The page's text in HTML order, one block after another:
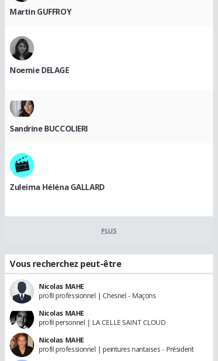
Martin GUFFROY
Noemie DELAGE
Sandrine BUCCOLIERI
Zuleima Héléna GALLARD
PLUS
Vous recherchez peut-être
Nicolas MAHE
profil professionnel | Chesnel - Maçons
Nicolas MAHE
profil personnel | LA CELLE SAINT CLOUD
Nicolas MAHE
profil professionnel | peintures nantaises - Président